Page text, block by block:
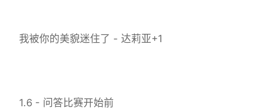
我被你的美貌迷住了 - 达莉亚+1
1.6 - 问答比赛开始前